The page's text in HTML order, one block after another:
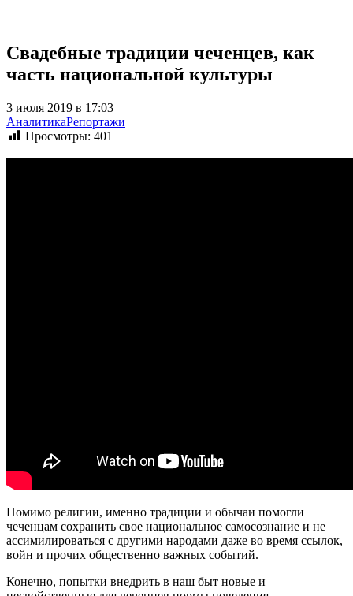
Свадебные традиции чеченцев, как
часть национальной культуры
3 июля 2019 в 17:03
АналитикаРепортажи
Просмотры: 401
Помимо религии, именно традиции и обычаи помогли
чеченцам сохранить свое национальное самосознание и не
ассимилироваться с другими народами даже во время ссылок,
войн и прочих общественно важных событий.
Конечно, попытки внедрить в наш быт новые и